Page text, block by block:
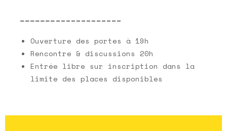
Ouverture des portes à 19h
Rencontre & discussions 20h
Entrée libre sur inscription dans la
limite des places disponibles